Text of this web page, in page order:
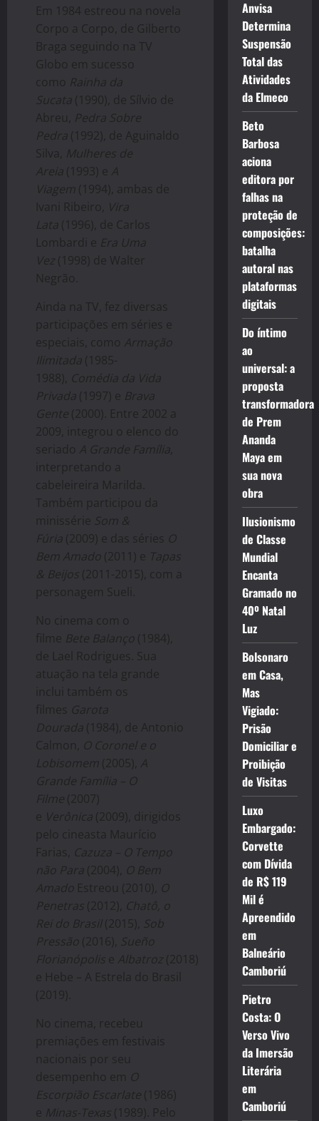
Em 1984 estreou na novela
Corpo a Corpo, de Gilberto
Braga seguindo na TV
Globo em sucesso
como Rainha da
Sucata (1990), de Sílvio de
Abreu, Pedra Sobre
Pedra (1992), de Aguinaldo
Silva, Mulheres de
Areia (1993) e A
Viagem (1994), ambas de
Ivani Ribeiro, Vira
Lata (1996), de Carlos
Lombardi e Era Uma
Vez (1998) de Walter
Negrão.
Ainda na TV, fez diversas
participações em séries e
especiais, como Armação
Ilimitada (1985-
1988), Comédia da Vida
Privada (1997) e Brava
Gente (2000). Entre 2002 a
2009, integrou o elenco do
seriado A Grande Família
interpretando a
cabeleireira Marilda.
Também participou da
minissérie Som &
Fúria (2009) e das séries O
Bem Amado (2011) e Tapas
& Beijos (2011-2015), com a
personagem Sueli.
No cinema com o
filme Bete Balanço (1984),
de Lael Rodrigues. Sua
atuação na tela grande
inclui também os
filmes Garota
Dourada (1984), de Antonio
Calmon, O Coronel e o
Lobisomem (2005), A
Grande Família – O
Filme (2007)
e Verônica (2009), dirigidos
pelo cineasta Maurício
Farias,
Cazuza – O Tempo
não Para (2004), O Bem
Amado Estreou (2010), O
Penetras (2012), Chatô, o
Rei do Brasil(2015), Sob
Pressão (2016), Sueño
Florianópolis e Albatroz (2018)
e Hebe – A Estrela do Brasil
(2019).
No cinema, recebeu
premiações em festivais
nacionais por seu
desempenho em O
Escorpião Escarlate (1986)
e Minas-Texas (1989). Pelo
Anvisa
Determina
Suspensão
Total das
Atividades
da Elmeco
Beto
Barbosa
aciona
editora por
falhas na
proteção de
composições:
batalha
autoral nas
plataformas
digitais
Do íntimo
ao
universal: a
proposta
transformadora
de Prem
Ananda
Maya em
sua nova
obra
Ilusionismo
de Classe
Mundial
Encanta
Gramado no
40º Natal
Luz
Bolsonaro
em Casa,
Mas
Vigiado:
Prisão
Domiciliar e
Proibição
de Visitas
Luxo
Embargado:
Corvette
com Dívida
de R$ 119
Mil é
Apreendido
em
Balneário
Camboriú
Pietro
Costa: O
Verso Vivo
da Imersão
Literária
em
Camboriú